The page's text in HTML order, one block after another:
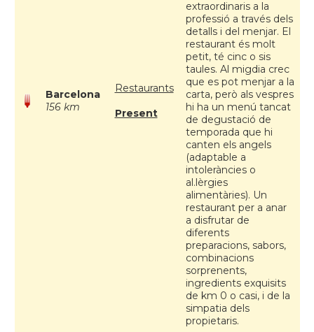
Barcelona
156 km
Restaurants
Present
extraordinaris a la
professió a través dels
detalls i del menjar. El
restaurant és molt
petit, té cinc o sis
taules. Al migdia crec
que es pot menjar a la
carta, però als vespres
hi ha un menú tancat
de degustació de
temporada que hi
canten els angels
(adaptable a
intoleràncies o
al.lèrgies
alimentàries). Un
restaurant per a anar
a disfrutar de
diferents
preparacions, sabors,
combinacions
sorprenents,
ingredients exquisits
de km 0 o casi, i de la
simpatia dels
propietaris.